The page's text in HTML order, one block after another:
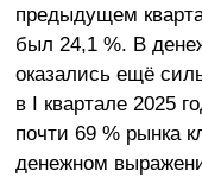
предыдущем
был 24,1 %. В
оказались ещё
в I квартале 2025
почти 69 % рынка
денежном